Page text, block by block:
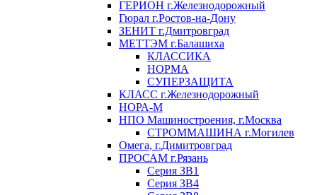
ГЕРИОН г.Железнодорожный
Гюрал г.Ростов-на-Дону
ЗЕНИТ г.Дмитровград
МЕТТЭМ г.Балашиха
КЛАССИКА
НОРМА
СУПЕРЗАЩИТА
КЛАСС г.Железнодорожный
НОРА-М
НПО Машиностроения, г.Москва
СТРОММАШИНА г.Могилев
Омега, г.Димитровград
ПРОСАМ г.Рязань
Серия ЗВ1
Серия ЗВ4